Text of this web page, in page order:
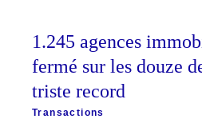
1.245 agences
fermé sur les douze
triste record
Transactions